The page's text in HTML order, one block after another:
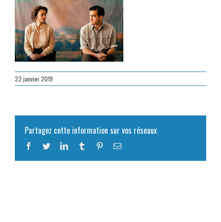
22 janvier 2019
Partagez cette information sur vos réseaux
Facebook
TwitterLinkedInTumblr PinterestEmail